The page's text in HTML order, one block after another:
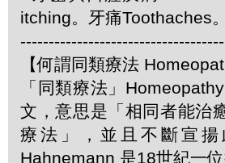
itching。牙痛Toothaches。
------------------------------------
【何謂同類療法
「同類療法」
文，意思是「相同者能治
療法」，並且不斷宣
Hahnemann 是18世紀一位